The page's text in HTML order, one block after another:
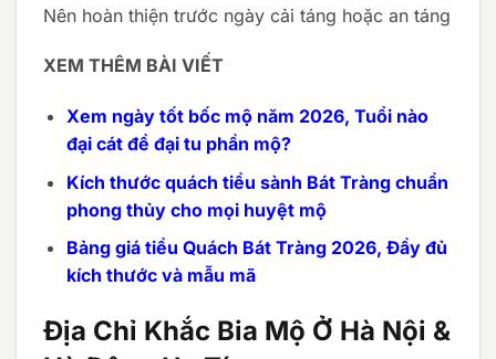
Nên hoàn thiện trước ngày cải táng hoặc an táng
XEM THÊM BÀI VIẾT
Xem ngày tốt bốc mộ năm 2026, Tuổi nào
đại cát để đại tu phần mộ?
Kích thước quách tiểu sành Bát Tràng chuẩn
phong thủy cho mọi huyệt mộ
Bảng giá tiểu Quách Bát Tràng 2026, Đầy đủ
kích thước và mẫu mã
Địa Chỉ Khắc Bia Mộ Ở Hà Nội &